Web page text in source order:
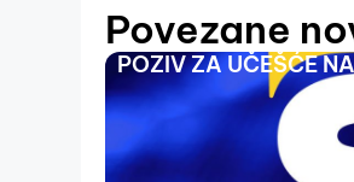
Povezane
POZIV ZA UČEŠĆE